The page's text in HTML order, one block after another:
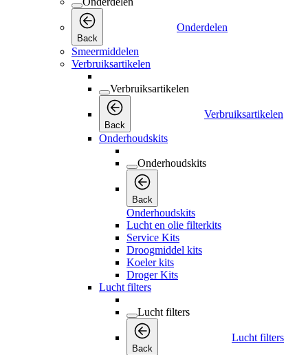
Back
Onderdelen
Smeermiddelen
Verbruiksartikelen
Verbruiksartikelen
Back
Verbruiksartikelen
Onderhoudskits
Onderhoudskits
Back
Onderhoudskits
Lucht en olie filterkits
Service Kits
Droogmiddel kits
Koeler kits
Droger Kits
Lucht filters
Lucht filters
Back
Lucht filters